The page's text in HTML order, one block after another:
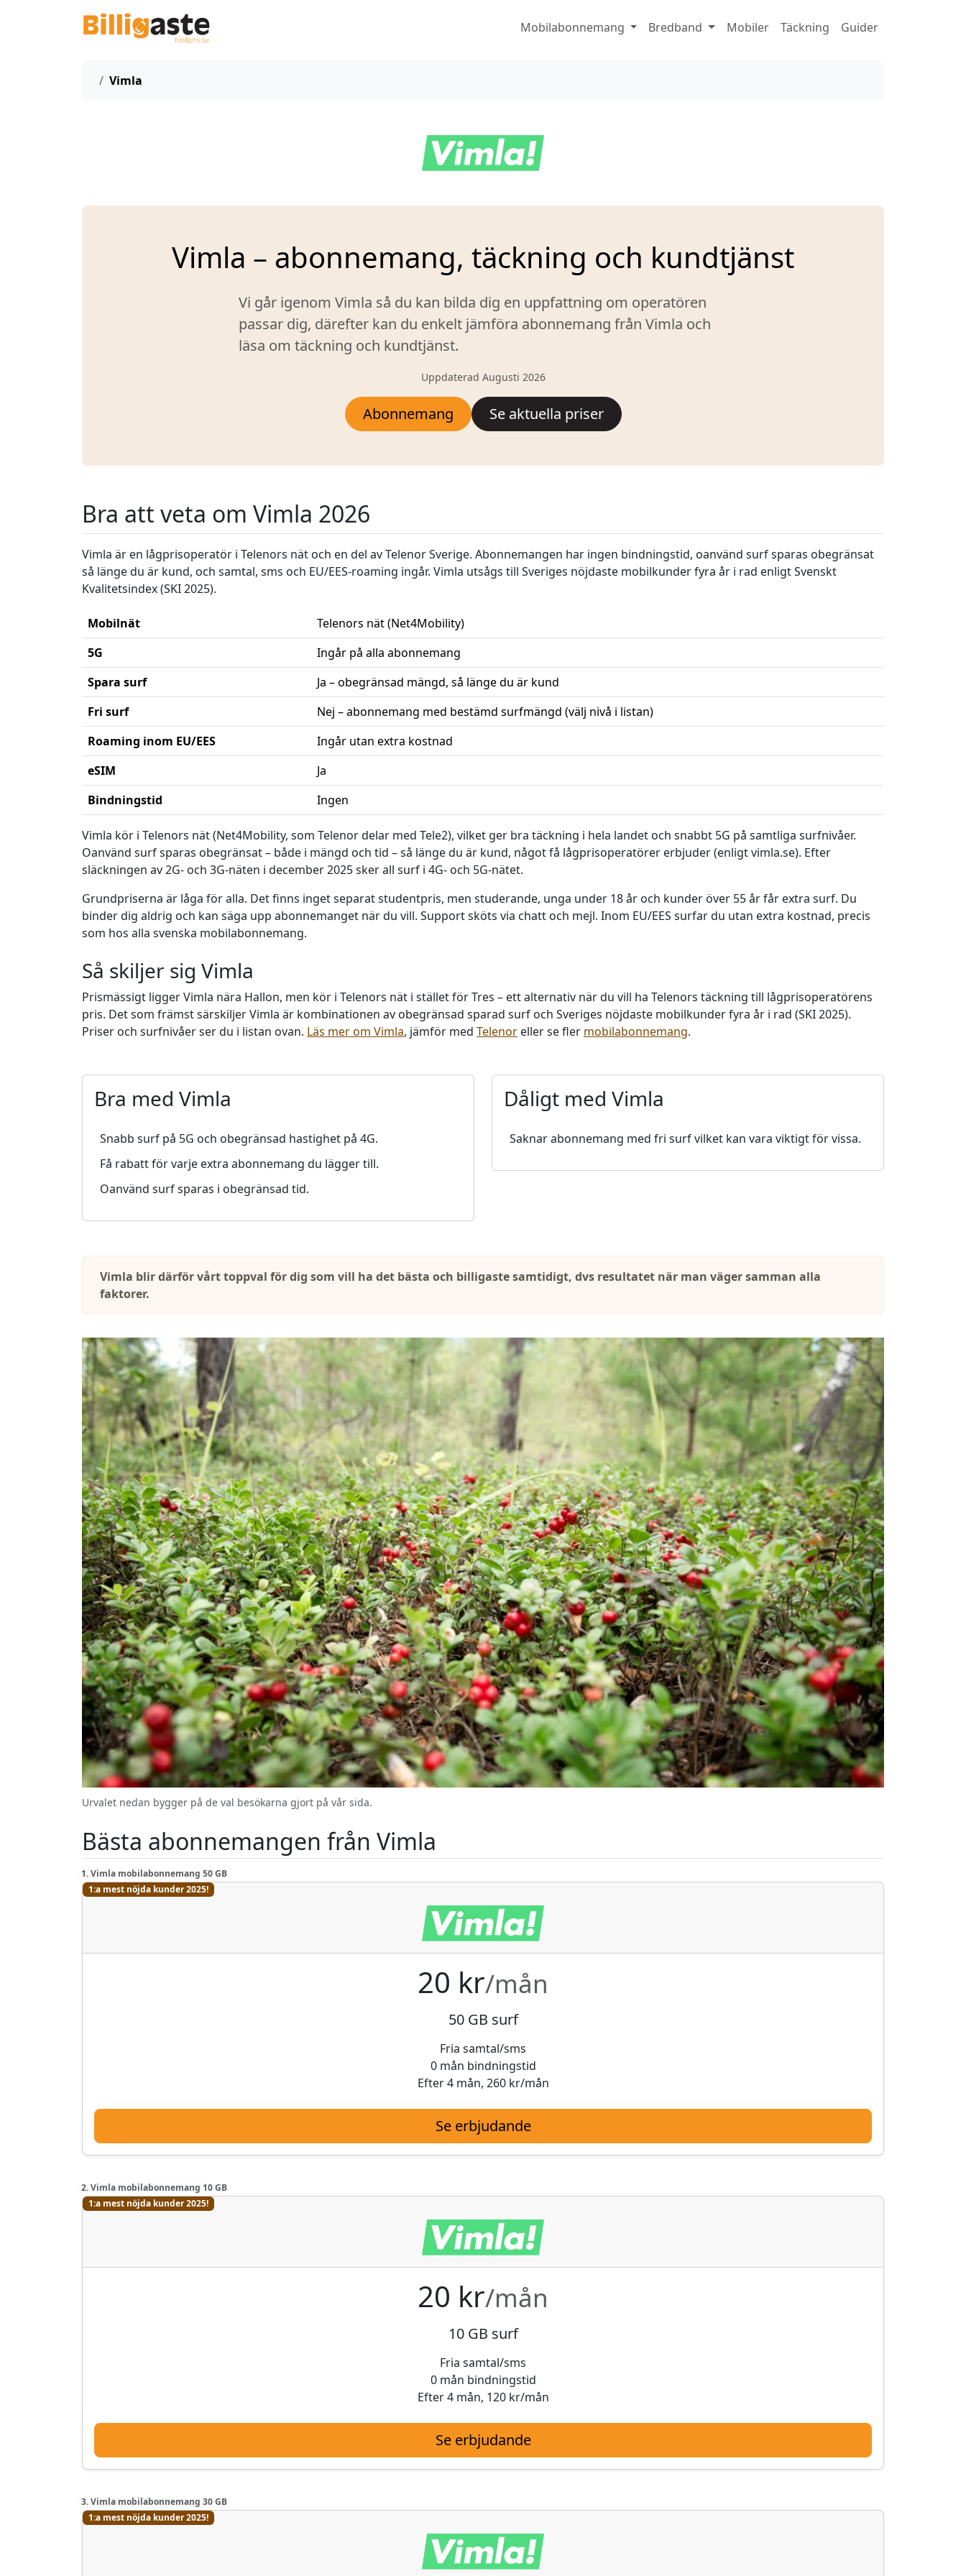
Mobilabonnemang Bredband Mobiler Täckning Guider
StartVimla
Vimla – abonnemang, täckning och kundtjänst
Vi går igenom Vimla så du kan bilda dig en uppfattning om operatören
passar dig, därefter kan du enkelt jämföra abonnemang från Vimla och
läsa om täckning och kundtjänst.
Uppdaterad Augusti 2026
Abonnemang Se aktuella priser
Bra att veta om Vimla 2026
Vimla är en lågprisoperatör i Telenors nät och en del av Telenor Sverige. Abonnemangen har ingen bindningstid, oanvänd surf sparas obegränsat
så länge du är kund, och samtal, sms och EU/EES-roaming ingår. Vimla utsågs till Sveriges nöjdaste mobilkunder fyra år i rad enligt Svenskt
Kvalitetsindex (SKI 2025).
Mobilnät
Telenors nät (Net4Mobility)
5G
Ingår på alla abonnemang
Spara surf
Ja – obegränsad mängd, så länge du är kund
Fri surf
Nej – abonnemang med bestämd surfmängd (välj nivå i listan)
Roaming inom EU/EES
Ingår utan extra kostnad
eSIM
Ja
Bindningstid
Ingen
Vimla kör i Telenors nät (Net4Mobility, som Telenor delar med Tele2), vilket ger bra täckning i hela landet och snabbt 5G på samtliga surfnivåer.
Oanvänd surf sparas obegränsat – både i mängd och tid – så länge du är kund, något få lågprisoperatörer erbjuder (enligt vimla.se). Efter
släckningen av 2G- och 3G-näten i december 2025 sker all surf i 4G- och 5G-nätet.
Grundpriserna är låga för alla. Det finns inget separat studentpris, men studerande, unga under 18 år och kunder över 55 år får extra surf. Du
binder dig aldrig och kan säga upp abonnemanget när du vill. Support sköts via chatt och mejl. Inom EU/EES surfar du utan extra kostnad, precis
som hos alla svenska mobilabonnemang.
Så skiljer sig Vimla
Prismässigt ligger Vimla nära Hallon, men kör i Telenors nät i stället för Tres – ett alternativ när du vill ha Telenors täckning till lågprisoperatörens
pris. Det som främst särskiljer Vimla är kombinationen av obegränsad sparad surf och Sveriges nöjdaste mobilkunder fyra år i rad (SKI 2025).
Priser och surfnivåer ser du i listan ovan. Läs mer om Vimla, jämför med Telenor eller se fler mobilabonnemang.
Bra med Vimla
Snabb surf på 5G och obegränsad hastighet på 4G.
Få rabatt för varje extra abonnemang du lägger till.
Oanvänd surf sparas i obegränsad tid.
Dåligt med Vimla
Saknar abonnemang med fri surf vilket kan vara viktigt för vissa.
Vimla blir därför vårt toppval för dig som vill ha det bästa och billigaste samtidigt, dvs resultatet när man väger samman alla
faktorer.
Urvalet nedan bygger på de val besökarna gjort på vår sida.
Bästa abonnemangen från Vimla
1. Vimla mobilabonnemang 50 GB
1:a mest nöjda kunder 2025!
20 kr/mån
50 GB surf
Fria samtal/sms
0 mån bindningstid
Efter 4 mån, 260 kr/mån
Se erbjudande
2. Vimla mobilabonnemang 10 GB
1:a mest nöjda kunder 2025!
20 kr/mån
10 GB surf
Fria samtal/sms
0 mån bindningstid
Efter 4 mån, 120 kr/mån
Se erbjudande
3. Vimla mobilabonnemang 30 GB
1:a mest nöjda kunder 2025!